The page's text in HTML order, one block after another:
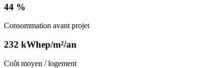
44 %
Consommation avant projet
232 kWhep/m²/an
Coût moyen / logement